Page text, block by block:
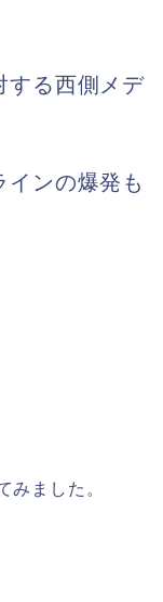
する西側メデ
インの爆発も
みました。